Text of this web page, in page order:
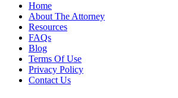
Home
About The Attorney
Resources
FAQs
Blog
Terms Of Use
Privacy Policy
Contact Us